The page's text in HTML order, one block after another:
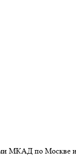
МКАД по Москве